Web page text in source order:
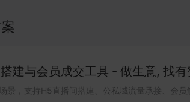
建与会员成交工具 - 做生意, 找有
景，支持H5直播间搭建、公私域流量承接、会